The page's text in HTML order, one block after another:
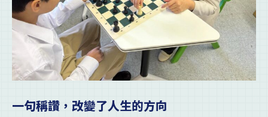
一句稱讚，改變了人生的方向